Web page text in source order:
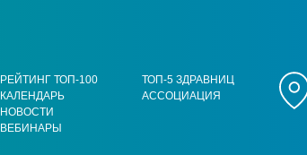
РЕЙТИНГ ТОП-100
КАЛЕНДАРЬ
НОВОСТИ
ВЕБИНАРЫ
ТОП-5 ЗДРАВНИЦ
АССОЦИАЦИЯ